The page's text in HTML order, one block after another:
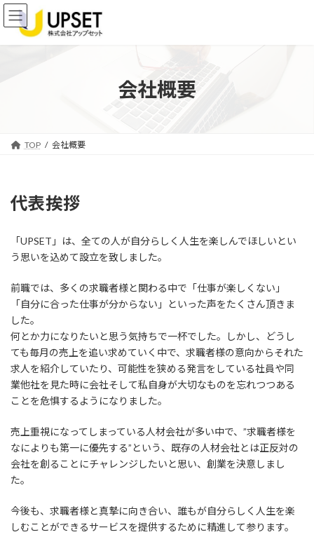
コ
ン
ン
ナ
ビ
ー
会社概要
TOP 会社概要
代表挨拶
「UPSET」は、全ての人が自分らしく人生を楽しんでほしいとい
う思いを込めて設立を致しました。
前職では、多くの求職者様と関わる中で「仕事が楽しくない」
「自分に合った仕事が分からない」といった声をたくさん頂きま
した。
何とか力になりたいと思う気持ちで一杯でした。しかし、どうし
ても毎月の売上を追い求めていく中で、求職者様の意向からそれた
求人を紹介していたり、可能性を狭める発言をしている社員や同
業他社を見た時に会社そして私自身が大切なものを忘れつつある
ことを危惧するようになりました。
売上重視になってしまっている人材会社が多い中で、”求職者様を
なによりも第一に優先する”という、既存の人材会社とは正反対の
会社を創ることにチャレンジしたいと思い、創業を決意しまし
た。
今後も、求職者様と真摯に向き合い、誰もが自分らしく人生を楽
しむことができるサービスを提供するために精進して参ります。